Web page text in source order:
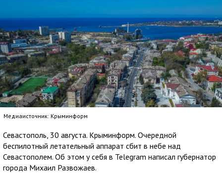
Медиаисточник: Крыминформ
Севастополь, 30 августа. Крыминформ. Очередной
беспилотный летательный аппарат сбит в небе над
Севастополем. Об этом у себя в Telegram написал губернатор
города Михаил Развожаев.